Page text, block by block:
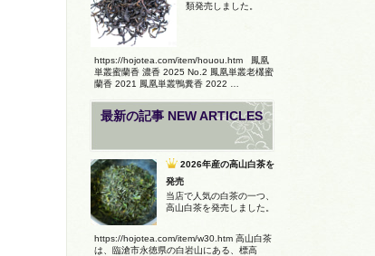
類発売しました。
https://hojotea.com/item/houou.htm 鳳凰
単叢蜜蘭香 濃香 2025 No.2 鳳凰単叢老欉蜜
蘭香 2021 鳳凰単叢鴨糞香 2022 …
最新の記事 NEW ARTICLES
2026年産の高山白茶を
発売
当店で人気の白茶の一つ、
高山白茶を発売しました。
https://hojotea.com/item/w30.htm 高山白茶
は、臨滄市永徳県の白岩山にある、標高